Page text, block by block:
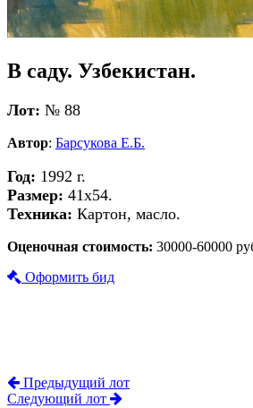
В саду. Узбекистан.
Лот: № 88
Автор: Барсукова Е.Б.
Год: 1992 г.
Размер: 41х54.
Техника: Картон, масло.
Оценочная стоимость: 30000-60000
Оформить бид
Предыдущий лот
Следующий лот